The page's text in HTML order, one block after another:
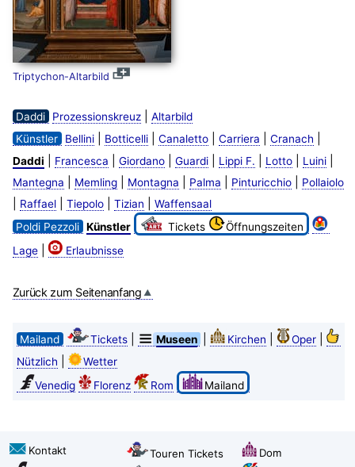
Triptychon-Altarbild
Daddi Prozessionskreuz| Altarbild
Künstler
Bellini| Botticelli| Canaletto| Carriera Cranach
Daddi Francesca Giordano| Guardi| Lippi F. Lotto| Luini|
Mantegna Memling| Montagna Palma Pinturicchio| Pollaiolo
Raffael| Tiepolo| Tizian
Waffensaal
Poldi Pezzoli Künstler Tickets
Öffnungszeiten
Lage| Erlaubnisse
Zurück zum Seitenanfang
Mailand Tickets| Museen Kirchen Oper|
Nützlich
Wetter
Venedig
Florenz Rom Mailand
Kontakt
Touren Tickets Dom